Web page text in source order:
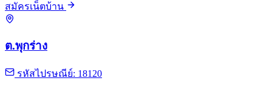
สมัครเน็ตบ้าน
ต.พุกร่าง
รหัสไปรษณีย์: 18120